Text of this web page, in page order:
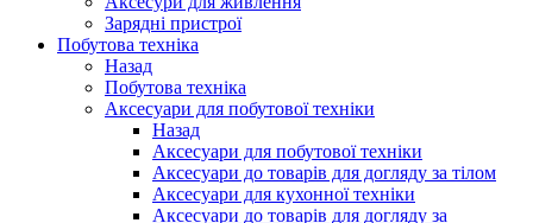
Зарядні пристрої
Побутова техніка
Назад
Побутова техніка
Аксесуари для побутової техніки
Назад
Аксесуари для побутової техніки
Аксесуари до товарів для догляду за тілом
Аксесуари для кухонної техніки
Аксесуари до товарів для догляду за